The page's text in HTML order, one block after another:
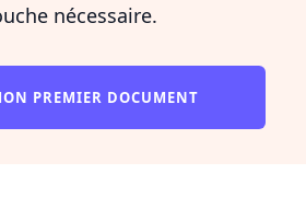
nécessaire.
PREMIER DOCUMENT